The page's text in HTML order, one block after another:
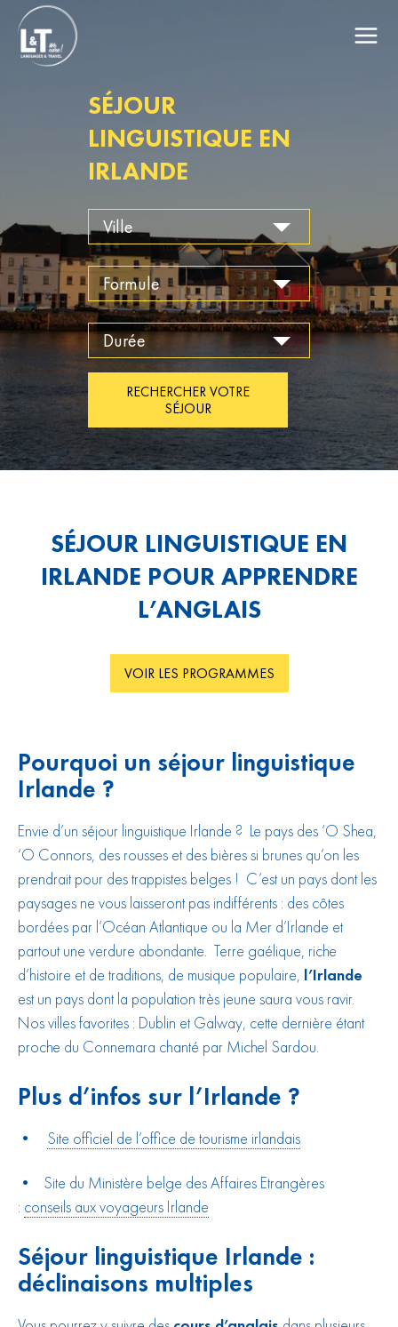
SÉJOUR
LINGUISTIQUE EN
IRLANDE
RECHERCHER VOTRE
SÉJOUR
SÉJOUR LINGUISTIQUE EN
IRLANDE POUR APPRENDRE
L’ANGLAIS
VOIR LES PROGRAMMES
Pourquoi un séjour linguistique
Irlande ?
Envie d’un séjour linguistique Irlande ? Le pays des ‘O Shea,
‘O Connors, des rousses et des bières si brunes qu’on les
prendrait pour des trappistes belges ! C’est un pays dont les
paysages ne vous laisseront pas indifférents : des côtes
bordées par l’Océan Atlantique ou la Mer d’Irlande et
partout une verdure abondante. Terre gaélique, riche
d’histoire et de traditions, de musique populaire, l’Irlande
est un pays dont la population très jeune saura vous ravir.
Nos villes favorites : Dublin et Galway, cette dernière étant
proche du Connemara chanté par Michel Sardou.
Plus d’infos sur l’Irlande ?
• Site officiel de l’office de tourisme irlandais
• Site du Ministère belge des Affaires Etrangères
: conseils aux voyageurs Irlande
Séjour linguistique Irlande :
déclinaisons multiples